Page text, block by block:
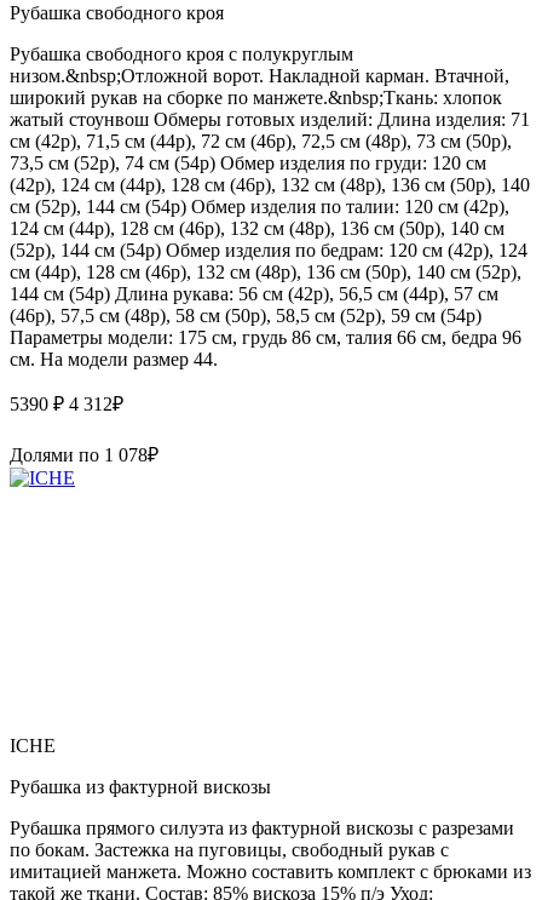
Рубашка свободного кроя
Рубашка свободного кроя с полукруглым
низом.&nbsp;Отложной ворот. Накладной карман. Втачной,
широкий рукав на сборке по манжете.&nbsp;Ткань: хлопок
жатый стоунвош Обмеры готовых изделий: Длина изделия: 71
см (42р), 71,5 см (44р), 72 см (46р), 72,5 см (48р), 73 см (50р),
73,5 см (52р), 74 см (54р) Обмер изделия по груди: 120 см
(42р), 124 см (44р), 128 см (46р), 132 см (48р), 136 см (50р), 140
см (52р), 144 см (54р) Обмер изделия по талии: 120 см (42р),
124 см (44р), 128 см (46р), 132 см (48р), 136 см (50р), 140 см
(52р), 144 см (54р) Обмер изделия по бедрам: 120 см (42р), 124
см (44р), 128 см (46р), 132 см (48р), 136 см (50р), 140 см (52р),
144 см (54р) Длина рукава: 56 см (42р), 56,5 см (44р), 57 см
(46р), 57,5 см (48р), 58 см (50р), 58,5 см (52р), 59 см (54р)
Параметры модели: 175 см, грудь 86 см, талия 66 см, бедра 96
см. На модели размер 44.
5390 ₽ 4 312₽
Долями по 1 078₽
ICHE
Рубашка из фактурной вискозы
Рубашка прямого силуэта из фактурной вискозы с разрезами
по бокам. Застежка на пуговицы, свободный рукав с
имитацией манжета. Можно составить комплект с брюками из
такой же ткани. Состав: 85% вискоза 15% п/э Уход: